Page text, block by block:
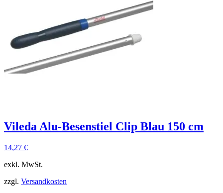
Vileda Alu-Besenstiel Clip Blau 150 cm
14,27 €
exkl. MwSt.
zzgl. Versandkosten